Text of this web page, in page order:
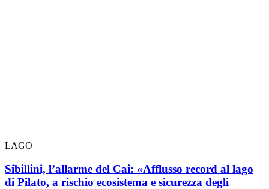
LAGO
Sibillini, l’allarme del Cai: «Afflusso record al lago
di Pilato, a rischio ecosistema e sicurezza degli